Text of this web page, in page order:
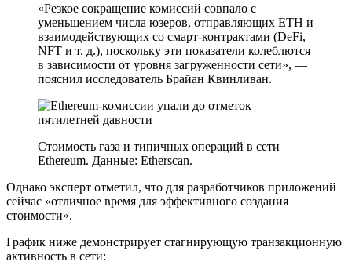
«Резкое сокращение комиссий совпало с
уменьшением числа юзеров, отправляющих ETH и
взаимодействующих со смарт-контрактами (DeFi,
NFT и т. д.), поскольку эти показатели колеблются
в зависимости от уровня загруженности сети», —
пояснил исследователь Брайан Квинливан.
Стоимость газа и типичных операций в сети
Ethereum. Данные: Etherscan.
Однако эксперт отметил, что для разработчиков приложений
сейчас «отличное время для эффективного создания
стоимости».
График ниже демонстрирует стагнирующую транзакционную
активность в сети: